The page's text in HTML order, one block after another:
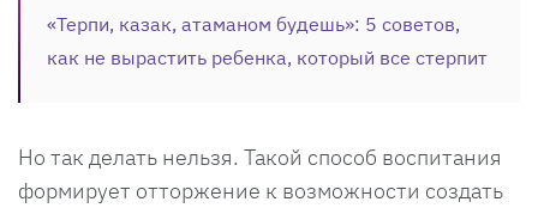
«Терпи, казак, атаманом будешь»: 5 советов,
как не вырастить ребенка, который все стерпит
Но так делать нельзя. Такой способ воспитания
формирует отторжение к возможности создать